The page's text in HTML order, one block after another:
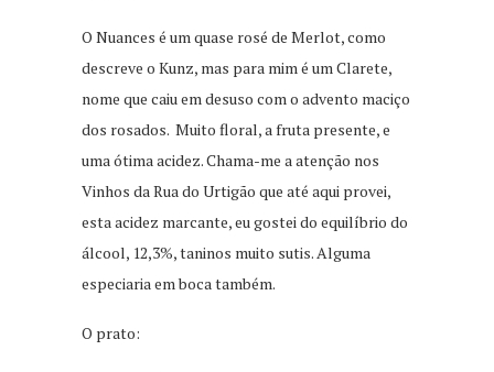
O Nuances é um quase rosé de Merlot, como
descreve o Kunz, mas para mim é um Clarete,
nome que caiu em desuso com o advento maciço
dos rosados. Muito floral, a fruta presente, e
uma ótima acidez. Chama-me a atenção nos
Vinhos da Rua do Urtigão que até aqui provei,
esta acidez marcante, eu gostei do equilíbrio do
álcool, 12,3%, taninos muito sutis. Alguma
especiaria em boca também.
O prato: